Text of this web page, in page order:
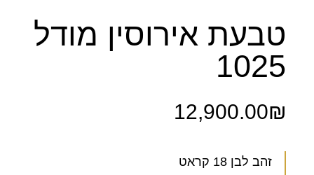
טבעת אירוסין מודל
1025
12,900.00₪
זהב לבן 18 קראט